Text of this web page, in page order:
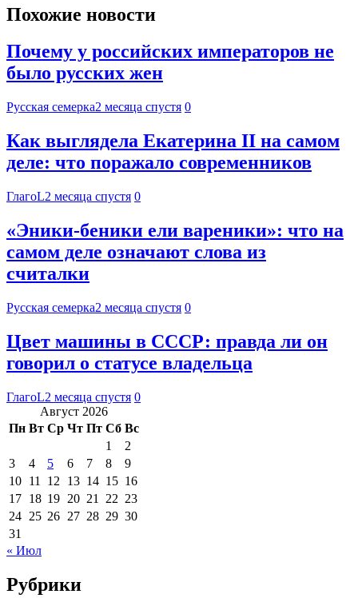
Похожие новости
Почему у российских императоров не
было русских жен
Русская семерка2 месяца спустя 0
Как выглядела Екатерина II на самом
деле: что поражало современников
ГлагоL2 месяца спустя 0
«Эники-беники ели вареники»: что на
самом деле означают слова из
считалки
Русская семерка2 месяца спустя 0
Цвет машины в СССР: правда ли он
говорил о статусе владельца
ГлагоL2 месяца спустя 0
Август 2026
Пн Вт Ср Чт Пт Сб Вс
1
2
3
4 5 6 7 8
9
10 11 12 13 14 15 16
17 18 19 20 21 22 23
24 25 26 27 28 29 30
31
« Июл
Рубрики